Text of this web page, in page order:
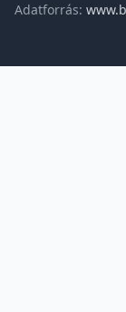
Adatforrás: